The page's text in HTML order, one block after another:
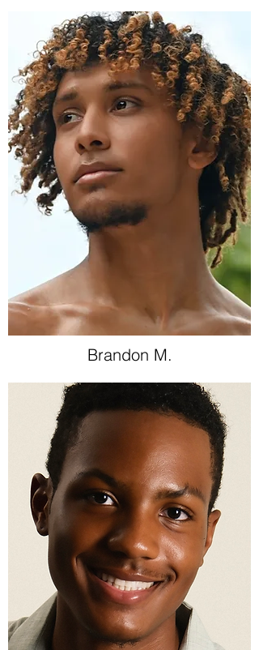
Brandon M.